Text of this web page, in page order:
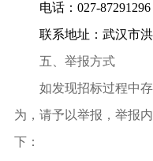
电话： 027-87291296
联系地址：武汉市
五、 举报方式
如发现招标过程中
为，请予以举报，举报
下：